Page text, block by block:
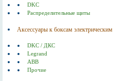
DKC
Распределительные щиты
Аксессуары к боксам электрическим
DKC / ДКС
Legrand
ABB
Прочие